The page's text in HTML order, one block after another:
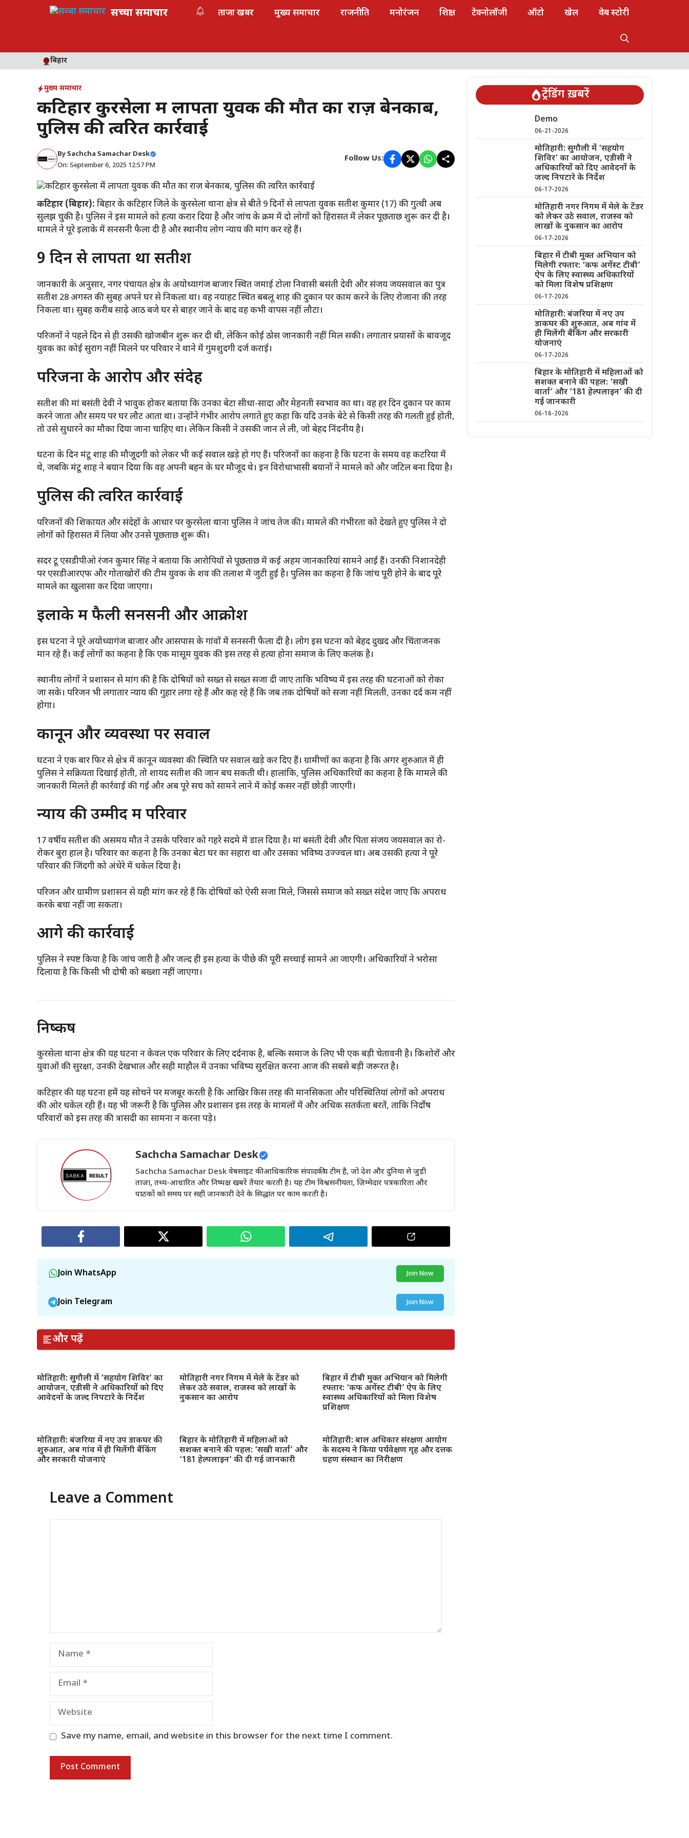
सच्चा समाचार ताजा खबर मुख्य समाचार राजनीति मनोरंजन शिक्षा टेक्नोलॉजी ऑटो खेल वेब स्टोरी
बिहार
मुख्य समाचार
कटिहार कुरसेला में लापता युवक की मौत का राज़ बेनकाब,
पुलिस की त्वरित कार्रवाई
BySachcha Samachar Desk
On: September 6, 2025 12:57 PM
Follow Us:
कटिहार (बिहार): बिहार के कटिहार जिले के कुरसेला थाना क्षेत्र से बीते 9 दिनों से लापता युवक सतीश कुमार (17) की गुत्थी अब
सुलझ चुकी है। पुलिस ने इस मामले को हत्या करार दिया है और जांच के क्रम में दो लोगों को हिरासत में लेकर पूछताछ शुरू कर दी है।
मामले ने पूरे इलाके में सनसनी फैला दी है और स्थानीय लोग न्याय की मांग कर रहे हैं।
9 दिन से लापता था सतीश
जानकारी के अनुसार, नगर पंचायत क्षेत्र के अयोध्यागंज बाजार स्थित जमाई टोला निवासी बसंती देवी और संजय जयसवाल का पुत्र
सतीश 28 अगस्त की सुबह अपने घर से निकला था। वह नयाहट स्थित बबलू शाह की दुकान पर काम करने के लिए रोजाना की तरह
निकला था। सुबह करीब साढ़े आठ बजे घर से बाहर जाने के बाद वह कभी वापस नहीं लौटा।
परिजनों ने पहले दिन से ही उसकी खोजबीन शुरू कर दी थी, लेकिन कोई ठोस जानकारी नहीं मिल सकी। लगातार प्रयासों के बावजूद
युवक का कोई सुराग नहीं मिलने पर परिवार ने थाने में गुमशुदगी दर्ज कराई।
परिजनों के आरोप और संदेह
सतीश की मां बसंती देवी ने भावुक होकर बताया कि उनका बेटा सीधा-सादा और मेहनती स्वभाव का था। वह हर दिन दुकान पर काम
करने जाता और समय पर घर लौट आता था। उन्होंने गंभीर आरोप लगाते हुए कहा कि यदि उनके बेटे से किसी तरह की गलती हुई होती,
तो उसे सुधारने का मौका दिया जाना चाहिए था। लेकिन किसी ने उसकी जान ले ली, जो बेहद निंदनीय है।
घटना के दिन मंटू शाह की मौजूदगी को लेकर भी कई सवाल खड़े हो गए हैं। परिजनों का कहना है कि घटना के समय वह कटरिया में
थे, जबकि मंटू शाह ने बयान दिया कि वह अपनी बहन के घर मौजूद थे। इन विरोधाभासी बयानों ने मामले को और जटिल बना दिया है।
पुलिस की त्वरित कार्रवाई
परिजनों की शिकायत और संदेहों के आधार पर कुरसेला थाना पुलिस ने जांच तेज की। मामले की गंभीरता को देखते हुए पुलिस ने दो
लोगों को हिरासत में लिया और उनसे पूछताछ शुरू की।
सदर टू एसडीपीओ रंजन कुमार सिंह ने बताया कि आरोपियों से पूछताछ में कई अहम जानकारियां सामने आई हैं। उनकी निशानदेही
पर एसडीआरएफ और गोताखोरों की टीम युवक के शव की तलाश में जुटी हुई है। पुलिस का कहना है कि जांच पूरी होने के बाद पूरे
मामले का खुलासा कर दिया जाएगा।
इलाके में फैली सनसनी और आक्रोश
इस घटना ने पूरे अयोध्यागंज बाजार और आसपास के गांवों में सनसनी फैला दी है। लोग इस घटना को बेहद दुखद और चिंताजनक
मान रहे हैं। कई लोगों का कहना है कि एक मासूम युवक की इस तरह से हत्या होना समाज के लिए कलंक है।
स्थानीय लोगों ने प्रशासन से मांग की है कि दोषियों को सख्त से सख्त सजा दी जाए ताकि भविष्य में इस तरह की घटनाओं को रोका
जा सके। परिजन भी लगातार न्याय की गुहार लगा रहे हैं और कह रहे हैं कि जब तक दोषियों को सजा नहीं मिलती, उनका दर्द कम नहीं
होगा।
कानून और व्यवस्था पर सवाल
घटना ने एक बार फिर से क्षेत्र में कानून व्यवस्था की स्थिति पर सवाल खड़े कर दिए हैं। ग्रामीणों का कहना है कि अगर शुरुआत में ही
पुलिस ने सक्रियता दिखाई होती, तो शायद सतीश की जान बच सकती थी। हालांकि, पुलिस अधिकारियों का कहना है कि मामले की
जानकारी मिलते ही कार्रवाई की गई और अब पूरे सच को सामने लाने में कोई कसर नहीं छोड़ी जाएगी।
न्याय की उम्मीद में परिवार
17 वर्षीय सतीश की असमय मौत ने उसके परिवार को गहरे सदमे में डाल दिया है। मां बसंती देवी और पिता संजय जयसवाल का रो-
रोकर बुरा हाल है। परिवार का कहना है कि उनका बेटा घर का सहारा था और उसका भविष्य उज्ज्वल था। अब उसकी हत्या ने पूरे
परिवार की जिंदगी को अंधेरे में धकेल दिया है।
परिजन और ग्रामीण प्रशासन से यही मांग कर रहे हैं कि दोषियों को ऐसी सजा मिले, जिससे समाज को सख्त संदेश जाए कि अपराध
करके बचा नहीं जा सकता।
आगे की कार्रवाई
पुलिस ने स्पष्ट किया है कि जांच जारी है और जल्द ही इस हत्या के पीछे की पूरी सच्चाई सामने आ जाएगी। अधिकारियों ने भरोसा
दिलाया है कि किसी भी दोषी को बख्शा नहीं जाएगा।
निष्कर्ष
कुरसेला थाना क्षेत्र की यह घटना न केवल एक परिवार के लिए दर्दनाक है, बल्कि समाज के लिए भी एक बड़ी चेतावनी है। किशोरों और
युवाओं की सुरक्षा, उनकी देखभाल और सही माहौल में उनका भविष्य सुरक्षित करना आज की सबसे बड़ी जरूरत है।
कटिहार की यह घटना हमें यह सोचने पर मजबूर करती है कि आखिर किस तरह की मानसिकता और परिस्थितियां लोगों को अपराध
की ओर धकेल रही हैं। यह भी जरूरी है कि पुलिस और प्रशासन इस तरह के मामलों में और अधिक सतर्कता बरतें, ताकि निर्दोष
परिवारों को इस तरह की त्रासदी का सामना न करना पड़े।
Sachcha Samachar Desk
Sachcha Samachar Desk वेबसाइट की आधिकारिक संपादकीय टीम है, जो देश और दुनिया से जुड़ी
ताज़ा, तथ्य-आधारित और निष्पक्ष खबरें तैयार करती है। यह टीम विश्वसनीयता, ज़िम्मेदार पत्रकारिता और
पाठकों को समय पर सही जानकारी देने के सिद्धांत पर काम करती है।
Join WhatsApp Join Now
Join Telegram Join Now
और पढ़ें
मोतिहारी: सुगौली में ‘सहयोग शिविर’ का
आयोजन, एडीसी ने अधिकारियों को दिए
आवेदनों के जल्द निपटारे के निर्देश
मोतिहारी नगर निगम में मेले के टेंडर को
लेकर उठे सवाल, राजस्व को लाखों के
नुकसान का आरोप
बिहार में टीबी मुक्त अभियान को मिलेगी
रफ्तार: ‘कफ अगेंस्ट टीबी’ ऐप के लिए
स्वास्थ्य अधिकारियों को मिला विशेष
प्रशिक्षण
मोतिहारी: बंजरिया में नए उप डाकघर की
शुरुआत, अब गांव में ही मिलेंगी बैंकिंग
और सरकारी योजनाएं
बिहार के मोतिहारी में महिलाओं को
सशक्त बनाने की पहल: ‘सखी वार्ता’ और
‘181 हेल्पलाइन’ की दी गई जानकारी
मोतिहारी: बाल अधिकार संरक्षण आयोग
के सदस्य ने किया पर्यवेक्षण गृह और दत्तक
ग्रहण संस्थान का निरीक्षण
Leave a Comment
Name
Email
Website
Save my name, email, and website in this browser for the next time I comment.
ट्रेंडिंग ख़बरें
Demo
06-21-2026
मोतिहारी: सुगौली में ‘सहयोग
शिविर’ का आयोजन, एडीसी ने
अधिकारियों को दिए आवेदनों के
जल्द निपटारे के निर्देश
06-17-2026
मोतिहारी नगर निगम में मेले के टेंडर
को लेकर उठे सवाल, राजस्व को
लाखों के नुकसान का आरोप
06-17-2026
बिहार में टीबी मुक्त अभियान को
मिलेगी रफ्तार: ‘कफ अगेंस्ट टीबी’
ऐप के लिए स्वास्थ्य अधिकारियों
को मिला विशेष प्रशिक्षण
06-17-2026
मोतिहारी: बंजरिया में नए उप
डाकघर की शुरुआत, अब गांव में
ही मिलेंगी बैंकिंग और सरकारी
योजनाएं
06-17-2026
बिहार के मोतिहारी में महिलाओं को
सशक्त बनाने की पहल: ‘सखी
वार्ता’ और ‘181 हेल्पलाइन’ की दी
गई जानकारी
06-16-2026